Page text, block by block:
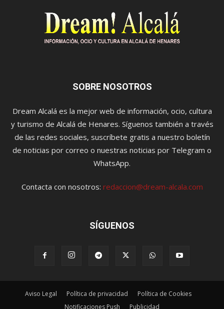
SOBRE NOSOTROS
Dream Alcalá es la mejor web de información, ocio, cultura
y turismo de Alcalá de Henares. Síguenos también a través
de las redes sociales, suscríbete gratis a nuestro boletín
de noticias por correo o nuestras noticias por Telegram o
WhatsApp.
Contacta con nosotros: redaccion@dream-alcala.com
SÍGUENOS
Aviso Legal Política de privacidad
Política de Cookies
Notificaciones Push
Publicidad